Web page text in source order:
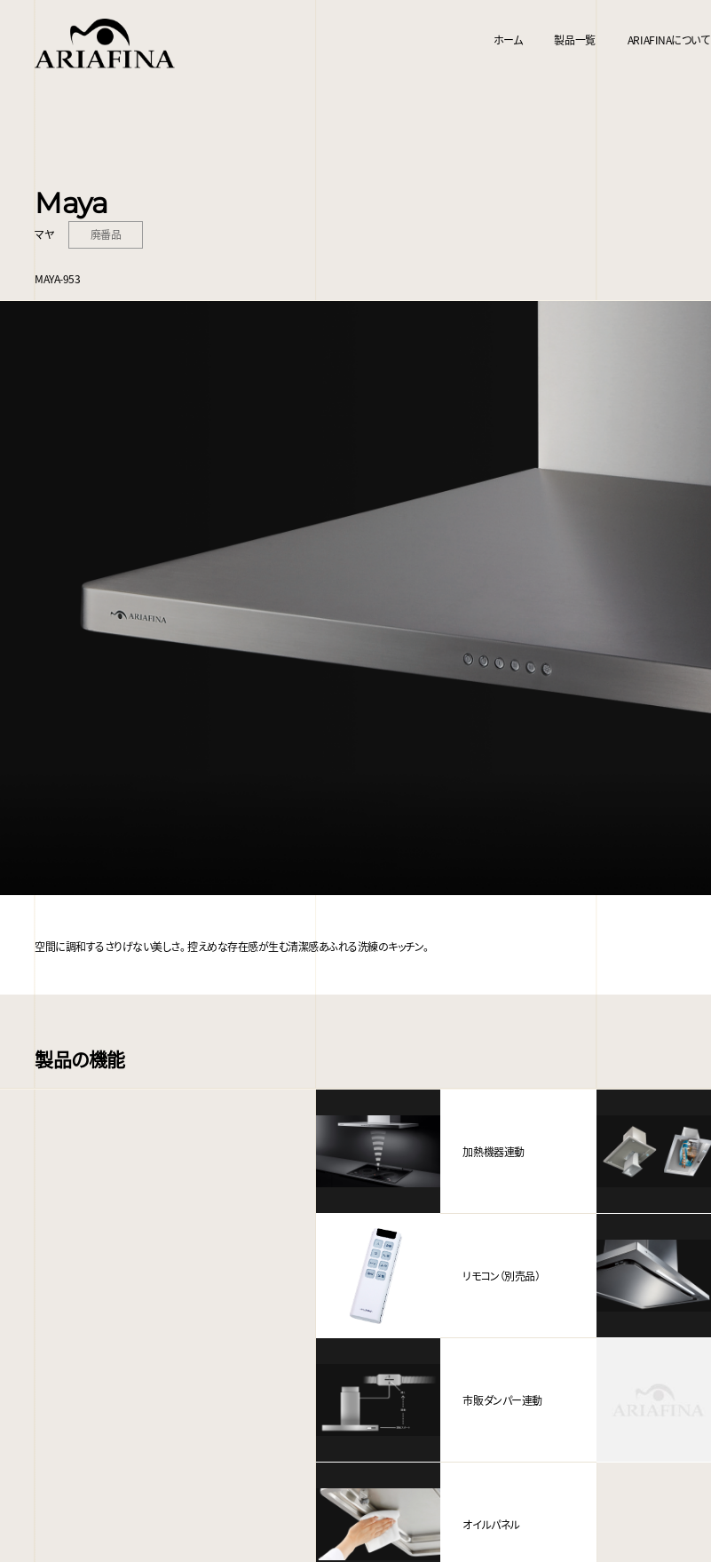
ホーム 製品一覧 ARIAFINAについて
Maya
マヤ 廃番品
MAYA-953
空間に調和するさりげない美しさ。 控えめな存在感が生む清潔感あふれる洗練のキッチン。
製品の機能
加熱機器連動
リモコン（別売品）
市販ダンパー連動
オイルパネル